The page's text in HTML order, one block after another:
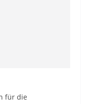
für die